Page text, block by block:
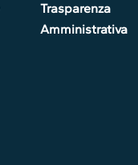
Trasparenza
Amministrativa